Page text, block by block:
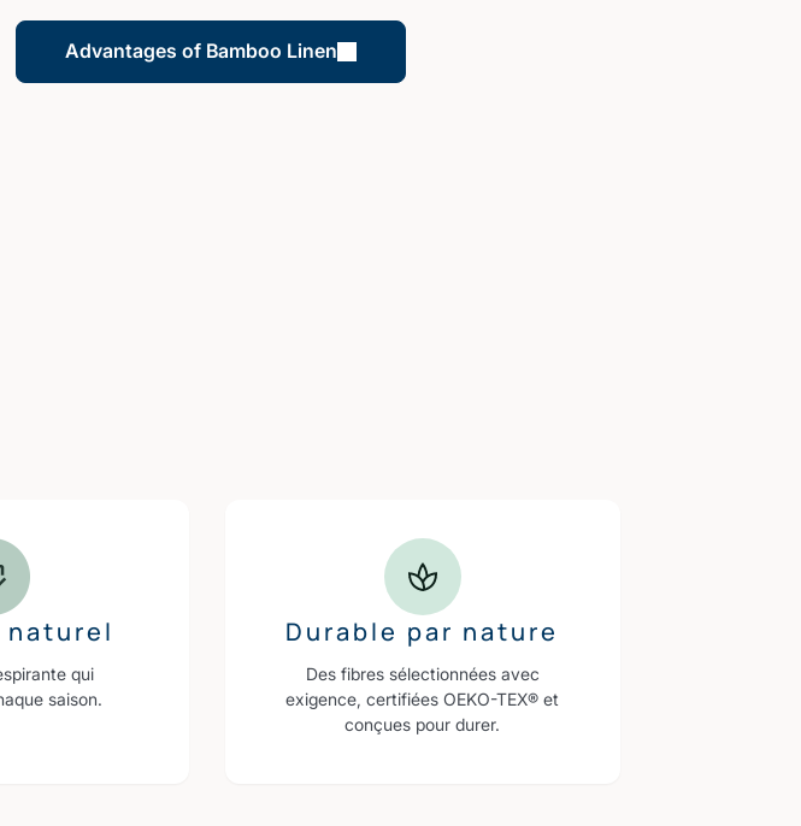
Advantages of Bamboo Linen
naturel
qui
saison.
Durable par nature
Des fibres sélectionnées avec
exigence, certifiées OEKO-TEX® et
conçues pour durer.